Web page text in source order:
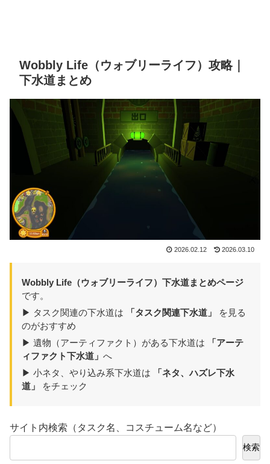
Wobbly Life（ウォブリーライフ）攻略｜
下水道まとめ
2026.02.12 2026.03.10
Wobbly Life（ウォブリーライフ）下水道まとめページ
です。
▶ タスク関連の下水道は
「タスク関連下水道」
を見る
のがおすすめ
▶ 遺物（アーティファクト）がある下水道は
「アーテ
ィファクト下水道」 へ
▶ 小ネタ、やり込み系下水道は
「ネタ、ハズレ下水
道」
をチェック
サイト内検索（タスク名、コスチューム名など）
検索